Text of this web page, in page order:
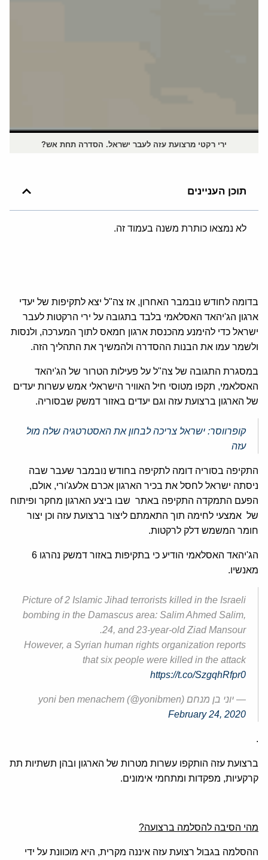
ירי רקטי מרצועת עזה לעבר ישראל. הסדרה תחת אש?
תוכן העניינים
לא נמצאו כותרת משנה בעמוד זה.
בדומה לחודש נובמבר האחרון, אז צה"ל יצא לתקיפות של יעדי
ארגון הג'יהאד האסלאמי בלבד בתגובה על ירי הרקטות לעבר
ישראל כדי להימנע מהכנסת ארגון חמאס לתוך המערכה, ולנסות
ולשמר עמו את הבנות ההסדרה ולהמשיך את התהליך הזה.
במסגרת התגובה של צה"ל על פעילות הטרור של הג'יהאד
האסלאמי, תקפו מטוסי חיל האוויר הישראלי אמש עשרות יעדים
של הארגון ברצועת עזה וגם יעדים באזור דמשק שבסוריה.
קופרווסר: ישראל צריכה לבחון את האסטרטגיה שלה מול
עזה
התקיפה בסוריה דומה לתקיפה בחודש נובמבר שעבר שבה
ניסתה ישראל לחסל את בכיר הארגון אכרם אלעג'ורי, אולם,
הפעם התמקדה התקיפה באתר שבו ביצע הארגון מחקר ופיתוח
של אמצעי לחימה תוך התאמתם ליצור ברצועת עזה וכן יצור
חומר המשמש דלק לרקטות.
הג'יהאד האסלאמי הודיע כי בתקיפות באזור דמשק נהרגו 6
מאנשיו.
Picture of 2 Islamic Jihad terrorists killed in the Israeli
bombing in the Damascus area: Salim Ahmed Salim,
24, and 23-year-old Ziad Mansour.
However, a Syrian human rights organization reports
that six people were killed in the attack
https://t.co/SzgqhRfpr0
— יוני בן מנחם yoni ben menachem (@yonibmen)
February 24, 2020
.
ברצועת עזה הותקפו עשרות מטרות של הארגון ובהן תשתיות תת
קרקעיות, מפקדות ומתחמי אימונים.
מהי הסיבה להסלמה ברצועה?
ההסלמה בגבול רצועת עזה איננה מקרית, היא מוכוונת על ידי